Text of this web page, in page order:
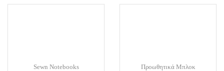
Sewn Notebooks
Προωθητικά Μπλοκ